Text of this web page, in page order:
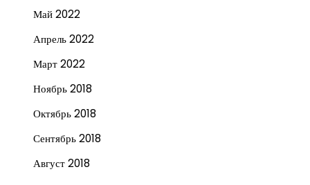
Май 2022
Апрель 2022
Март 2022
Ноябрь 2018
Октябрь 2018
Сентябрь 2018
Август 2018